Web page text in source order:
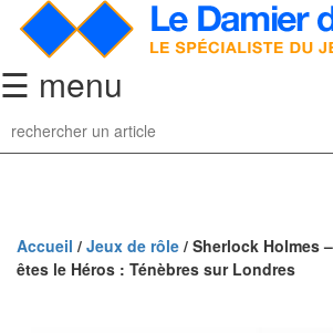
☰ menu
Jeu
d’Echecs
collection
Accueil / Jeux de rôle / Sherlock Holmes
êtes le Héros : Ténèbres sur Londres